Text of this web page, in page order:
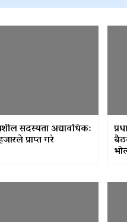
सदस्यता अद्यावधिक:
प्राप्त गरे